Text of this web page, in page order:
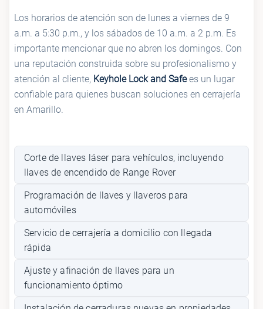
Los horarios de atención son de lunes a viernes de 9
a.m. a 5:30 p.m., y los sábados de 10 a.m. a 2 p.m. Es
importante mencionar que no abren los domingos. Con
una reputación construida sobre su profesionalismo y
atención al cliente, Keyhole Lock and Safees un lugar
confiable para quienes buscan soluciones en cerrajería
en Amarillo.
Corte de llaves láser para vehículos, incluyendo
llaves de encendido de Range Rover
Programación de llaves y llaveros para
automóviles
Servicio de cerrajería a domicilio con llegada
rápida
Ajuste y afinación de llaves para un
funcionamiento óptimo